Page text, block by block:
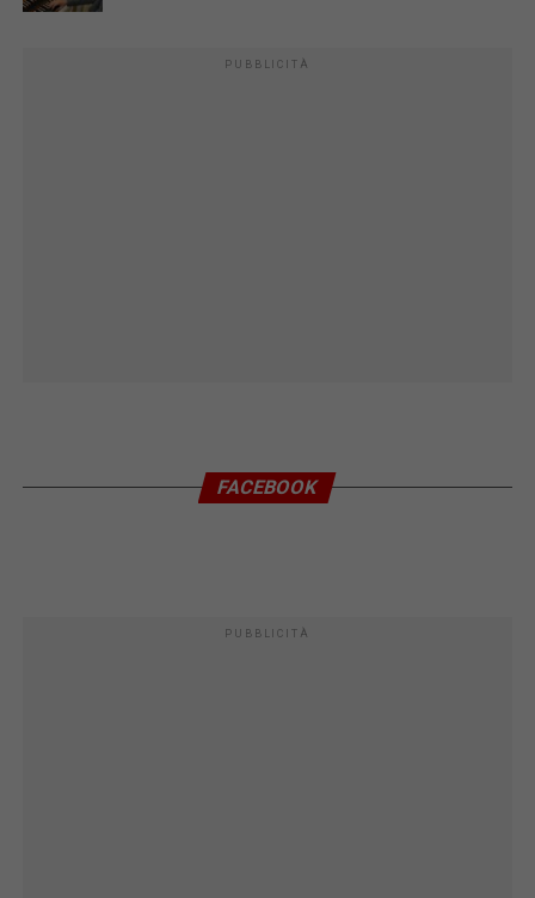
PUBBLICITÀ
FACEBOOK
PUBBLICITÀ